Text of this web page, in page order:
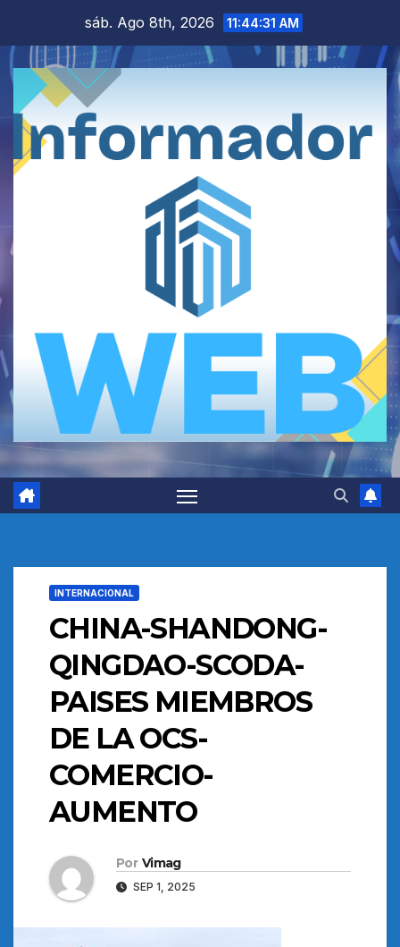
contenido
sáb. Ago 8th, 2026 11:44:31 AM
INTERNACIONAL
CHINA-SHANDONG-
QINGDAO-SCODA-
PAISES MIEMBROS
DE LA OCS-
COMERCIO-
AUMENTO
Por Vimag
SEP 1, 2025